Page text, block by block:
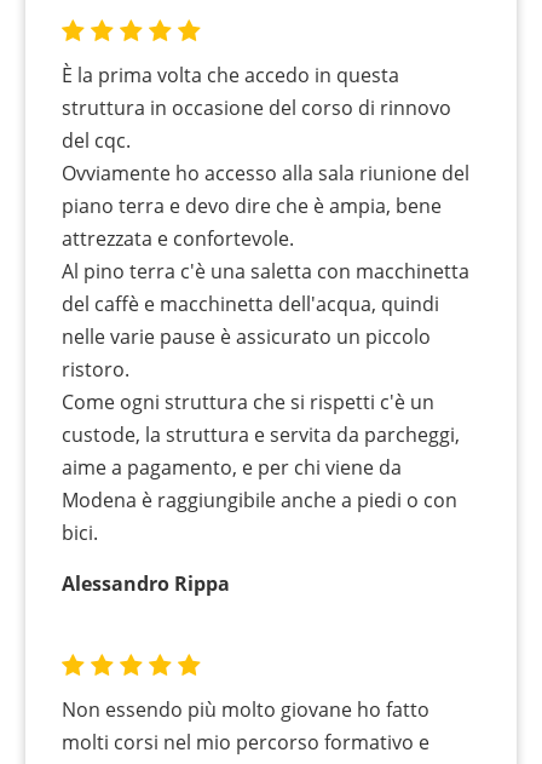
È la prima volta che accedo in questa
struttura in occasione del corso di rinnovo
del cqc.
Ovviamente ho accesso alla sala riunione del
piano terra e devo dire che è ampia, bene
attrezzata e confortevole.
Al pino terra c'è una saletta con macchinetta
del caffè e macchinetta dell'acqua, quindi
nelle varie pause è assicurato un piccolo
ristoro.
Come ogni struttura che si rispetti c'è un
custode, la struttura e servita da parcheggi,
aime a pagamento, e per chi viene da
Modena è raggiungibile anche a piedi o con
bici.
Alessandro Rippa
Non essendo più molto giovane ho fatto
molti corsi nel mio percorso formativo e